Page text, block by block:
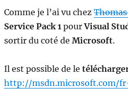
Comme je l’ai vu chez
Service Pack 1 pourVisual
sortir du coté de Microsoft.
Il est possible de le
http://msdn.microsoft.com/